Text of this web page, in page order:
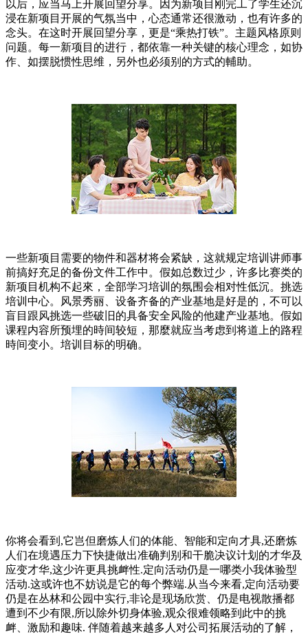
以后，应当马上开展回望分享。因为新项目刚完工了学生还沉
浸在新项目开展的气氛当中，心态通常还很激动，也有许多的
念头。在这时开展回望分享，更是“乘热打铁”。主题风格原则
问题。每一新项目的进行，都依靠一种关键的核心理念，如协
作、如摆脱惯性思维，另外也必须别的方式的輔助。
一些新项目需要的物件和器材将会紧缺，这就规定培训讲师事
前搞好充足的备份文件工作中。假如总数过少，许多比赛类的
新项目机构不起來，全部学习培训的氛围会相对性低沉。挑选
培训中心。风景秀丽、设备齐备的产业基地是好是的，不可以
盲目跟风挑选一些破旧的具备安全风险的他建产业基地。假如
课程内容所预埋的時间较短，那麼就应当考虑到将道上的路程
時间变小。培训目标的明确。
你将会看到,它岂但磨炼人们的体能、智能和定向才具,还磨炼
人们在境遇压力下快捷做出准确判别和干脆决议计划的才华及
应变才华,这少许更具挑衅性.定向活动仍是一哪类小我体验型
活动.这或许也不妨说是它的每个弊端.从当今来看,定向活动要
仍是在丛林和公园中实行,非论是现场欣赏、仍是电视散播都
遭到不少有限,所以除外切身体验,观众很难领略到此中的挑
衅、激励和趣味. 伴随着越来越多人对公司拓展活动的了解，